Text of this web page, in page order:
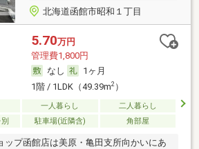
北海道函館市昭和１丁目
5.70万円
管理費1,800円
なし
1ヶ月
1階 / 1LDK（49.39m2）
一人暮らし
二人暮らし
駐車場(近隣含) 角部屋
ップ函館店は美原・亀田支所向かいにあ